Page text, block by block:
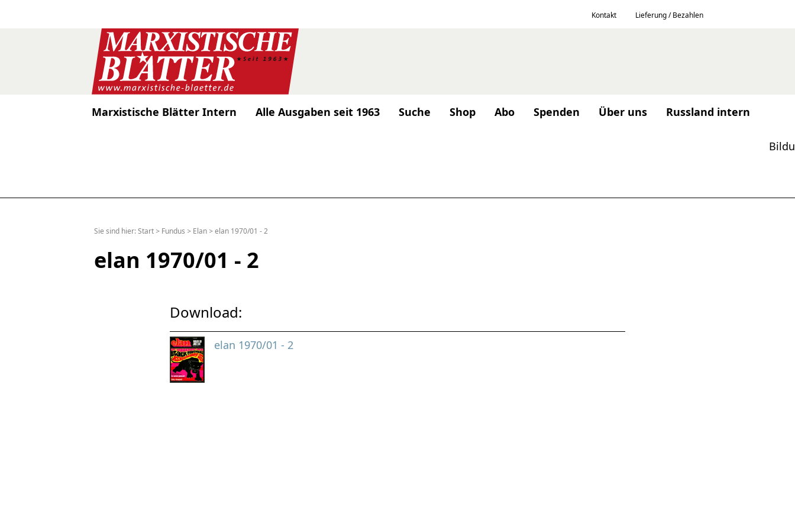
Marxistische Blätter Intern Alle Ausgaben seit 1963 Suche Shop Abo Spenden Über uns Russland intern
Kontakt Lieferung / Bezahlen
Sie sind hier:Start > Fundus > Elan >elan 1970/01 - 2
elan 1970/01 - 2
Download:
elan 1970/01 - 2